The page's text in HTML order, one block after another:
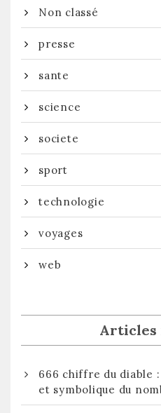
Non classé
presse
sante
science
societe
sport
technologie
voyages
web
Articles
666 chiffre du diable
et symbolique du